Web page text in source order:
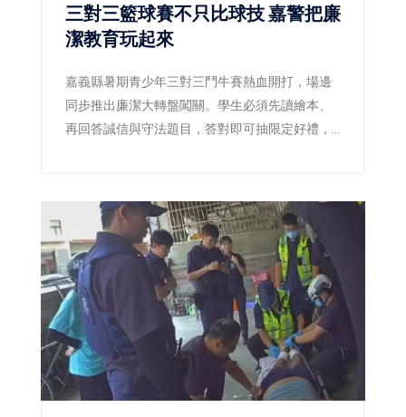
三對三籃球賽不只比球技 嘉警把廉
潔教育玩起來
嘉義縣暑期青少年三對三鬥牛賽熱血開打，場邊
同步推出廉潔大轉盤闖關。學生必須先讀繪本、
再回答誠信與守法題目，答對即可抽限定好禮，